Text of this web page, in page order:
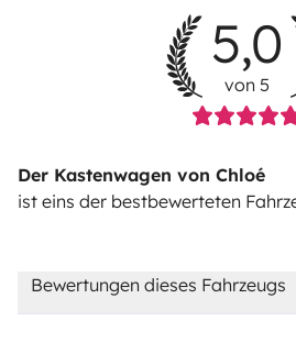
5,0
von 5
Der Kastenwagen von Chloé
ist eins der bestbewerteten
Bewertungen dieses Fahrzeugs